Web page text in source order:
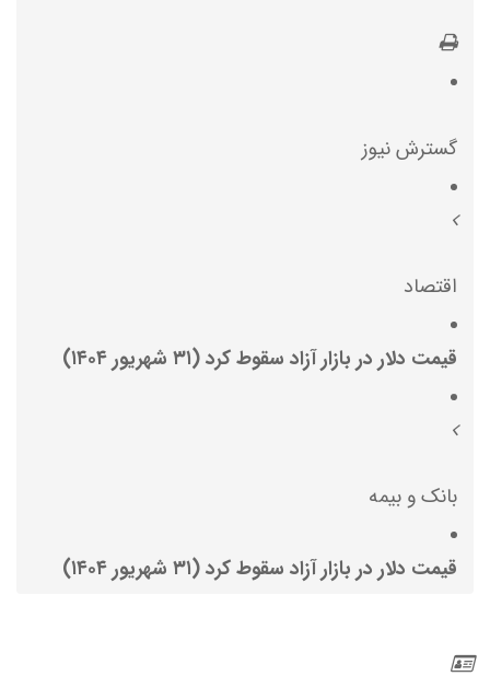
گسترش نیوز
اقتصاد
قیمت دلار در بازار آزاد سقوط کرد (۳۱ شهریور ۱۴۰۴)
بانک و بیمه
قیمت دلار در بازار آزاد سقوط کرد (۳۱ شهریور ۱۴۰۴)